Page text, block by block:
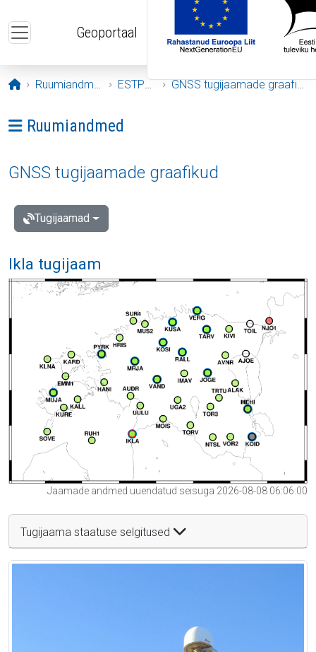
Geoportaal
Avaleht
Ruumiandmed ESTPOS GNSS tugijaamade graafikud
Ava menüü: Ruumiandmed
Ruumiandmed
GNSS tugijaamade graafikud
Tugijaamad
Ikla tugijaam
Jaamade andmed uuendatud seisuga 2026-08-08 06:06:00
Tugijaama staatuse selgitused